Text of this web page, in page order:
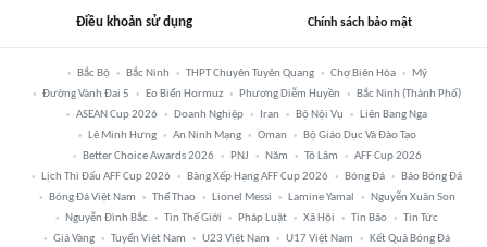
Điều khoản sử dụng Chính sách bảo mật
Bắc Bộ Bắc Ninh THPT Chuyên Tuyên Quang Chợ Biên Hòa
Mỹ
Đường Vành Đai 5
Eo Biển Hormuz Phương Diễm Huyền
Bắc Ninh (thành Phố)
ASEAN Cup 2026
Doanh Nghiệp Iran Bộ Nội Vụ
Liên Bang Nga
Lê Minh Hưng
An Ninh Mạng Oman
Bộ Giáo Dục Và Đào Tạo
Better Choice Awards 2026
PNJ Năm Tô Lâm
AFF Cup 2026
Lịch Thi Đấu AFF Cup 2026
Bảng Xếp Hạng AFF Cup 2026 Bóng Đá
Báo Bóng Đá
Bóng Đá Việt Nam
Thể Thao Lionel Messi Lamine Yamal
Nguyễn Xuân Son
Nguyễn Đình Bắc
Tin Thế Giới Pháp Luật Xã Hội Tin Bão
Tin Tức
Giá Vàng
Tuyển Việt Nam U23 Việt Nam U17 Việt Nam Kết Quả Bóng Đá